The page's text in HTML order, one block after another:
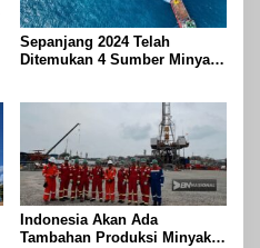
Sepanjang 2024 Telah
Ditemukan 4 Sumber Minyak
Indonesia Akan Ada
Tambahan Produksi Minyak